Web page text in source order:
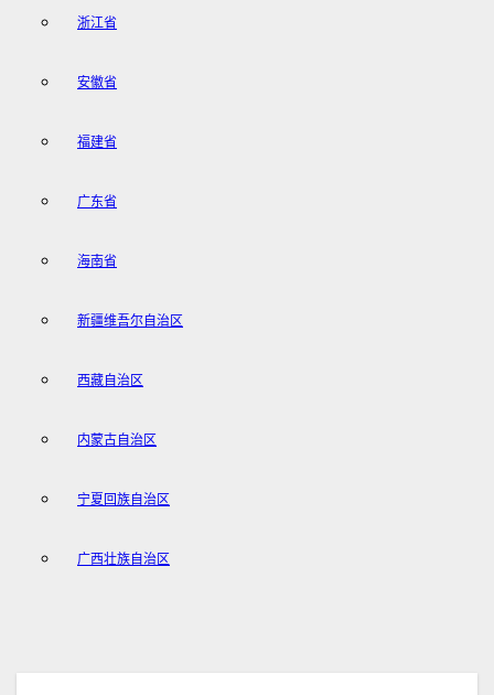
浙江省
安徽省
福建省
广东省
海南省
新疆维吾尔自治区
西藏自治区
内蒙古自治区
宁夏回族自治区
广西壮族自治区